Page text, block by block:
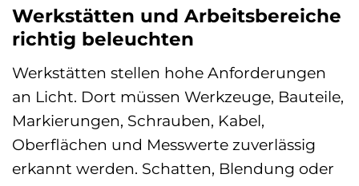
Werkstätten und Arbeitsbereiche
richtig beleuchten
Werkstätten stellen hohe Anforderungen
an Licht. Dort müssen Werkzeuge, Bauteile,
Markierungen, Schrauben, Kabel,
Oberflächen und Messwerte zuverlässig
erkannt werden. Schatten, Blendung oder